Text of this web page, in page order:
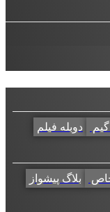
دوبله فیلم
بلاگ پیشواز